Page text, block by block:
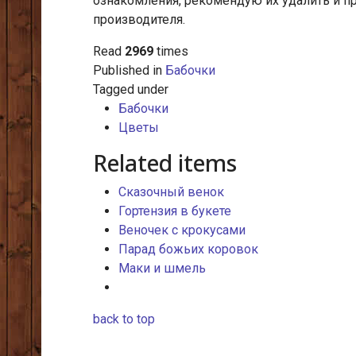
производителя.
Read 2969 times
Published in Бабочки
Tagged under
Бабочки
Цветы
Related items
Сказочный венок
Гортензия в букете
Веночек с крокусами
Парад божьих коровок
Маки и шмель
back to top